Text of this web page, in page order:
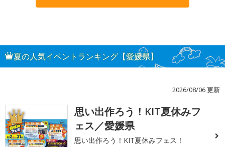
夏の人気イベントランキング【愛媛県】
2026/08/06 更新
1
思い出作ろう！KIT夏休みフ
ェス／愛媛県
思い出作ろう！KIT夏休みフェス！